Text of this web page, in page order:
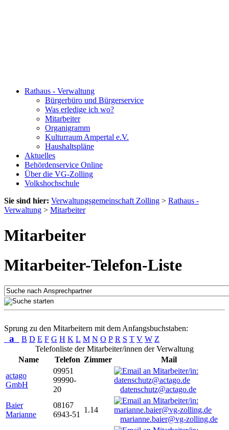
Rathaus - Verwaltung
Bürgerbüro und Bürgerservice
Was erledige ich wo?
Mitarbeiter
Organigramm
Kulturraum Ampertal e.V.
Haushaltspläne
Aktuelles
Behördenservice Online
Über die VG-Zolling
Volkshochschule
Sie sind hier: Verwaltungsgemeinschaft Zolling > Rathaus -
Verwaltung > Mitarbeiter
Mitarbeiter
Mitarbeiter-Telefon-Liste
Sprung zu den Mitarbeitern mit dem Anfangsbuchstaben:
a B D E F G H K L M N O P R S T V W Z
Telefonliste der Mitarbeiter/innen der Verwaltung
Name
Telefon Zimmer
Mail
actago
GmbH
09951
99990-
20
datenschutz@actago.de
Baier
Marianne
08167
6943-51
1.14
marianne.baier@vg-zolling.de